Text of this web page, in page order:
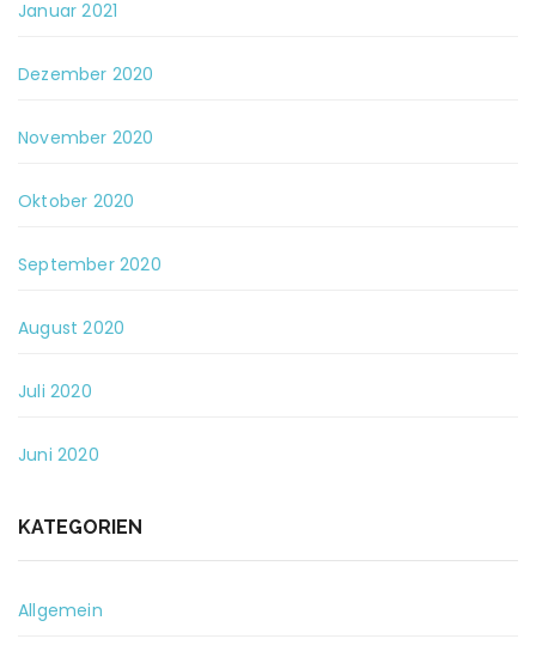
Januar 2021
Dezember 2020
November 2020
Oktober 2020
September 2020
August 2020
Juli 2020
Juni 2020
KATEGORIEN
Allgemein